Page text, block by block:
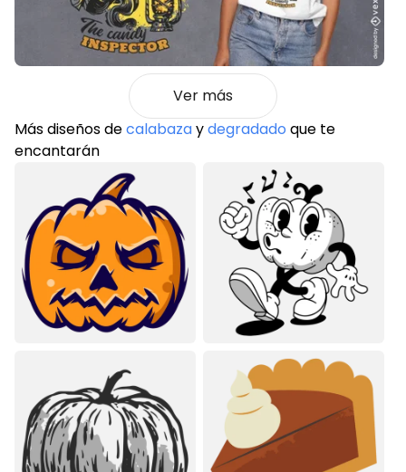
Ver más
Más diseños decalabazaydegradado que te
encantarán